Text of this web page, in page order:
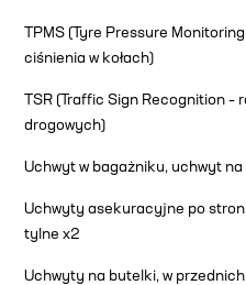
TPMS (Tyre Pressure
ciśnienia w kołach)
TSR (Traffic Sign Recognition
drogowych)
Uchwyt w bagażniku, uchwyt na
Uchwyty asekuracyjne po
tylne x2
Uchwyty na butelki, w